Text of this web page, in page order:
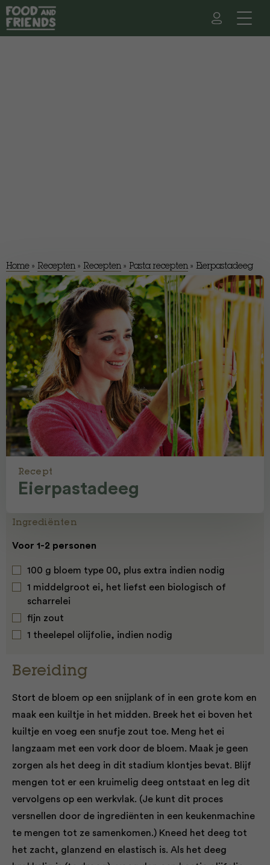
Home » Recepten » Recepten » Pasta recepten » Eierpastadeeg
Recept
Eierpastadeeg
Ingrediënten
Voor 1-2 personen
100 g bloem type 00, plus extra indien nodig
1 middelgroot ei, het liefst een biologisch of
scharrelei
fijn zout
1 theelepel olijfolie, indien nodig
Bereiding
Stort de bloem op een snijplank of in een grote kom en
maak een kuiltje in het midden. Breek het ei boven het
kuiltje en voeg een snufje zout toe. Meng het ei
langzaam met een vork door de bloem. Maak je geen
zorgen als het deeg in dit stadium klontjes bevat. Blijf
mengen tot er een kruimelig deeg ontstaat en leg dit
vervolgens op een werkvlak. (Je kunt dit proces
versnellen door de ingrediënten in een keukenmachine
te mengen tot ze samenkomen.) Kneed het deeg tot
het zacht, glanzend en elastisch is. Als het deeg